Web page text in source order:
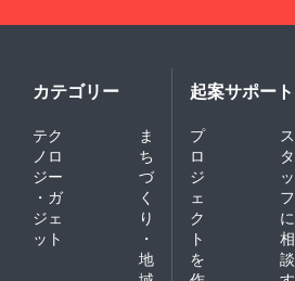
カテゴリー
テク
ノロ
ジー
・ガ
ジェ
ット
ま
ち
づ
く
り
・
地
起案サポート
プ
ロ
ジ
ェ
ク
ト
を
ス
タ
ッ
フ
に
相
談